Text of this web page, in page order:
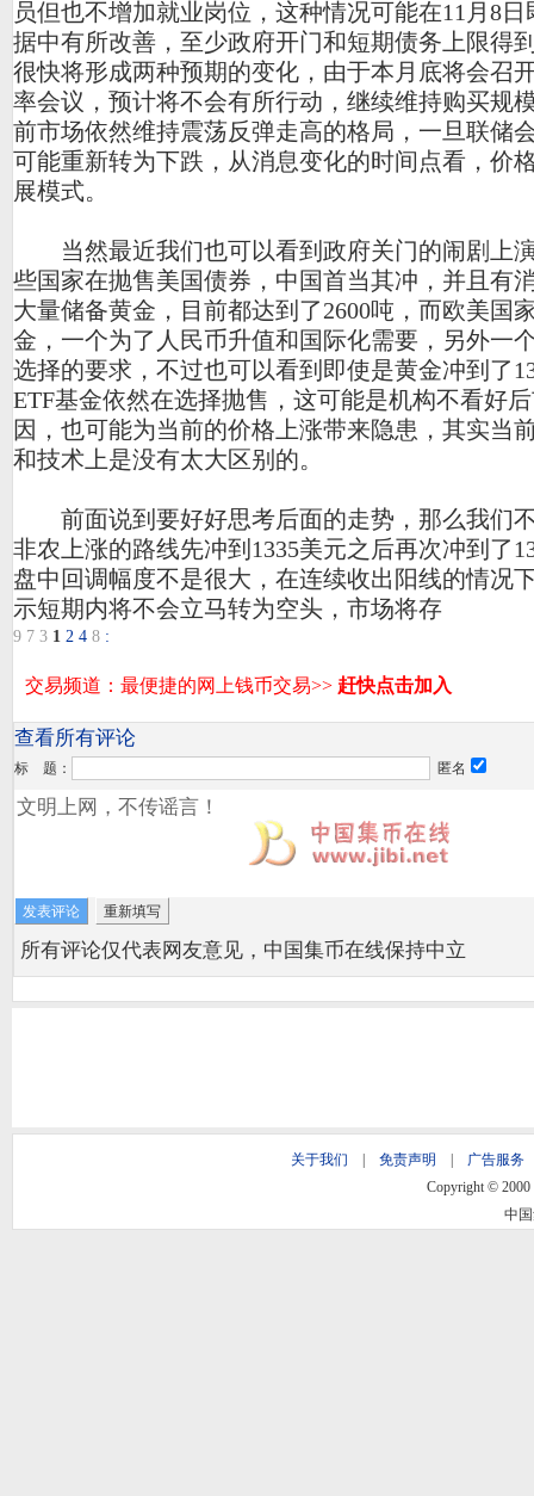
员但也不增加就业岗位，这种情况可能在11月8
据中有所改善，至少政府开门和短期债务上限得
很快将形成两种预期的变化，由于本月底将会召
率会议，预计将不会有所行动，继续维持购买规
前市场依然维持震荡反弹走高的格局，一旦联储
可能重新转为下跌，从消息变化的时间点看，价
展模式。
当然最近我们也可以看到政府关门的闹剧上
些国家在抛售美国债券，中国首当其冲，并且有
大量储备黄金，目前都达到了2600吨，而欧美国
金，一个为了人民币升值和国际化需要，另外一
选择的要求，不过也可以看到即使是黄金冲到了
ETF基金依然在选择抛售，这可能是机构不看好
因，也可能为当前的价格上涨带来隐患，其实当
和技术上是没有太大区别的。
前面说到要好好思考后面的走势，那么我们
非农上涨的路线先冲到1335美元之后再次冲到了
盘中回调幅度不是很大，在连续收出阳线的情况
示短期内将不会立马转为空头，市场将存
9 7 3 1 2 4 8 :
查看所有评论
标 题： 匿名
所有评论仅代表网友意见，中国集币在线保持中立
关于我们 免责声明 广告服务
Copyright © 2000
中